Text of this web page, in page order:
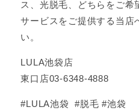
ス、光脱毛、どちらをご希
サービスをご提供する当店
い。
LULA池袋店
東口店03-6348-4888
#LULA池袋 #脱毛 #池袋